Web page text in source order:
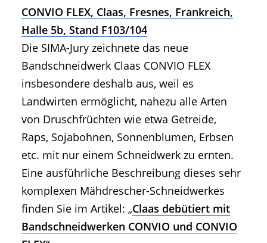
CONVIO FLEX, Claas, Fresnes, Frankreich,
Halle 5b, Stand F103/104
Die SIMA-Jury zeichnete das neue
Bandschneidwerk Claas CONVIO FLEX
insbesondere deshalb aus, weil es
Landwirten ermöglicht, nahezu alle Arten
von Druschfrüchten wie etwa Getreide,
Raps, Sojabohnen, Sonnenblumen, Erbsen
etc. mit nur einem Schneidwerk zu ernten.
Eine ausführliche Beschreibung dieses sehr
komplexen Mähdrescher-Schneidwerkes
finden Sie im Artikel: „Claas debütiert mit
Bandschneidwerken CONVIO und CONVIO